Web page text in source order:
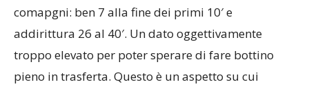
comapgni: ben 7 alla fine dei primi 10′ e
addirittura 26 al 40′. Un dato oggettivamente
troppo elevato per poter sperare di fare bottino
pieno in trasferta. Questo è un aspetto su cui